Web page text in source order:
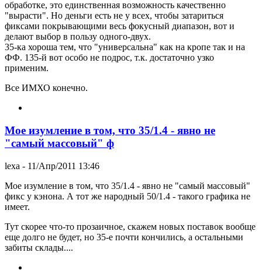
обработке, это единственная возможность качественно
"вырасти". Но деньги есть не у всех, чтобы затариться
фиксами покрывающими весь фокусный диапазон, вот и
делают выбор в пользу одного-двух.
35-ка хороша тем, что "универсальна" как на кропе так и на
ФФ. 135-й вот особо не подрос, т.к. достаточно узко
применим.
Все ИМХО конечно.
Мое изумление в том, что 35/1.4 - явно не
"самый массовый" ф
lexa - 11/Апр/2011 13:46
Мое изумление в том, что 35/1.4 - явно не "самый массовый"
фикс у кэнона. А тот же народный 50/1.4 - такого графика не
имеет.
Тут скорее что-то прозаичное, скажем новых поставок вообще
еще долго не будет, но 35-е почти кончились, а остальными
забиты склады....